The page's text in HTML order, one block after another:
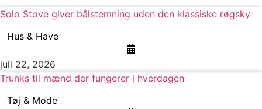
Solo Stove giver bålstemning uden den klassiske røgsky
Hus & Have
juli 22, 2026
Trunks til mænd der fungerer i hverdagen
Tøj & Mode